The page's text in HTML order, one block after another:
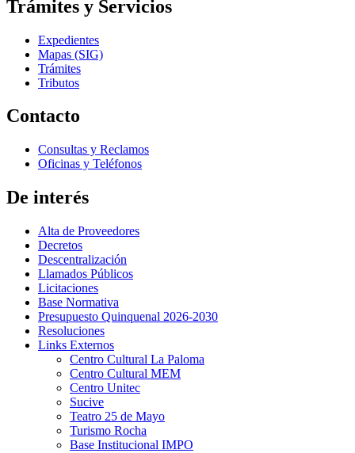
Trámites y Servicios
Expedientes
Mapas (SIG)
Trámites
Tributos
Contacto
Consultas y Reclamos
Oficinas y Teléfonos
De interés
Alta de Proveedores
Decretos
Descentralización
Llamados Públicos
Licitaciones
Base Normativa
Presupuesto Quinquenal 2026-2030
Resoluciones
Links Externos
Centro Cultural La Paloma
Centro Cultural MEM
Centro Unitec
Sucive
Teatro 25 de Mayo
Turismo Rocha
Base Institucional IMPO